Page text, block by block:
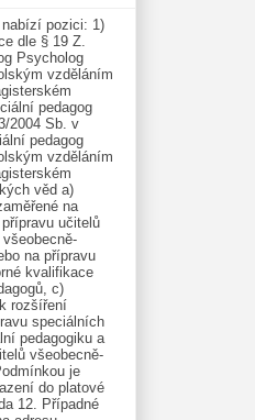
pozici: 1)
dle § 19 Z.
Psycholog
vzděláním
pedagog
2004 Sb. v
pedagog
vzděláním
věd a)
na
učitelů
na přípravu
kvalifikace
c)
rozšíření
speciálních
pedagogiku a
všeobecně-
je
do platové
12. Případné